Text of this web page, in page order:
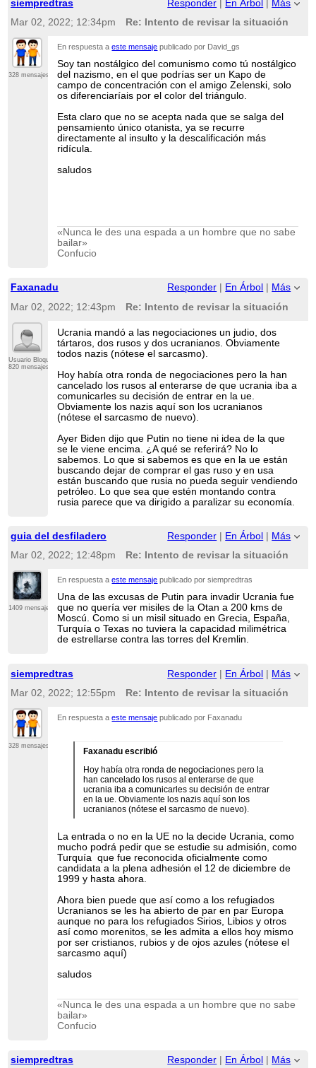
siempredtras Responder | En Árbol | Más
Mar 02, 2022; 12:34pm
Re: Intento de revisar la situación
328 mensajes
En respuesta aeste mensaje publicado por David_gs
Soy tan nostálgico del comunismo como tú nostálgico
del nazismo, en el que podrías ser un Kapo de
campo de concentración con el amigo Zelenski, solo
os diferenciaríais por el color del triángulo.
Esta claro que no se acepta nada que se salga del
pensamiento único otanista, ya se recurre
directamente al insulto y la descalificación más
ridícula.
saludos
«Nunca le des una espada a un hombre que no sabe
bailar»
Confucio
Faxanadu Responder En Árbol
Más
Mar 02, 2022; 12:43pm
Re: Intento de revisar la situación
Usuario Bloqueado
820 mensajes
Ucrania mandó a las negociaciones un judio, dos
tártaros, dos rusos y dos ucranianos. Obviamente
todos nazis (nótese el sarcasmo).
Hoy había otra ronda de negociaciones pero la han
cancelado los rusos al enterarse de que ucrania iba a
comunicarles su decisión de entrar en la ue.
Obviamente los nazis aquí son los ucranianos
(nótese el sarcasmo de nuevo).
Ayer Biden dijo que Putin no tiene ni idea de la que
se le viene encima. ¿A qué se referirá? No lo
sabemos. Lo que si sabemos es que en la ue están
buscando dejar de comprar el gas ruso y en usa
están buscando que rusia no pueda seguir vendiendo
petróleo. Lo que sea que estén montando contra
rusia parece que va dirigido a paralizar su economía.
guia del desfiladero Responder En Árbol
Más
Mar 02, 2022; 12:48pm
Re: Intento de revisar la situación
1409 mensajes
En respuesta aeste mensaje publicado por siempredtras
Una de las excusas de Putin para invadir Ucrania fue
que no quería ver misiles de la Otan a 200 kms de
Moscú. Como si un misil situado en Grecia, España,
Turquía o Texas no tuviera la capacidad milimétrica
de estrellarse contra las torres del Kremlin.
siempredtras Responder | En Árbol | Más
Mar 02, 2022; 12:55pm
Re: Intento de revisar la situación
328 mensajes
En respuesta aeste mensaje publicado por Faxanadu
Faxanadu escribió
Hoy había otra ronda de negociaciones pero la
han cancelado los rusos al enterarse de que
ucrania iba a comunicarles su decisión de entrar
en la ue. Obviamente los nazis aquí son los
ucranianos (nótese el sarcasmo de nuevo).
La entrada o no en la UE no la decide Ucrania, como
mucho podrá pedir que se estudie su admisión, como
Turquía que fue reconocida oficialmente como
candidata a la plena adhesión el 12 de diciembre de
1999 y hasta ahora.
Ahora bien puede que así como a los refugiados
Ucranianos se les ha abierto de par en par Europa
aunque no para los refugiados Sirios, Libios y otros
así como morenitos, se les admita a ellos hoy mismo
por ser cristianos, rubios y de ojos azules (nótese el
sarcasmo aquí)
saludos
«Nunca le des una espada a un hombre que no sabe
bailar»
Confucio
siempredtras Responder En Árbol Más